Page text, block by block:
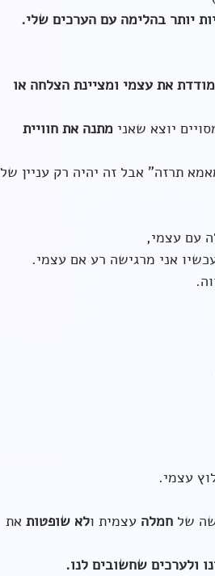
יותר בהלימה עם הערכים שלי.
מודדת את עצמי ומציינת הצלחה או
יוצא שאני מתנה את חוויית
תרזה" אבל זה יהיה רק עניין של
עם עצמי,
אני מרגישה רע אם עצמי.
עצמי.
של חמלה עצמית ולא שופטות את
ולערכים שחשובים לנו.